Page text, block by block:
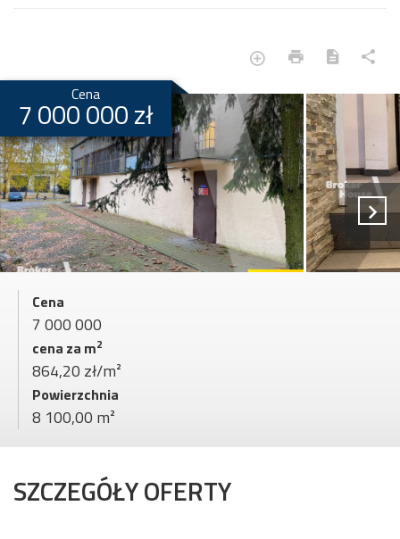
Cena
7 000 000 zł
Cena
7 000 000
cena za m2
864,20 zł/m²
Powierzchnia
8 100,00 m²
SZCZEGÓŁY OFERTY